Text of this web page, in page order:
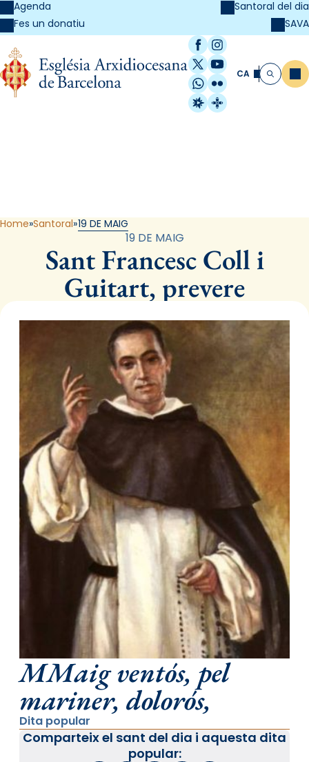
Agenda
Fes un donatiu
Santoral del dia
SAVA
Facebook
Instagram
X / Twitter
YouTube
WhatsApp
Flickr
Radio Estel
Catalunya
CA Cerca
Home Santoral 19 DE MAIG
19 DE MAIG
Sant Francesc Coll i
Guitart, prevere
MMaig ventós, pel
mariner, dolorós,
Dita popular
Comparteix el sant del dia i aquesta dita
popular: